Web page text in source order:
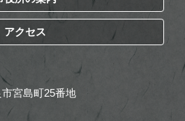
アクセス
宮島町25番地